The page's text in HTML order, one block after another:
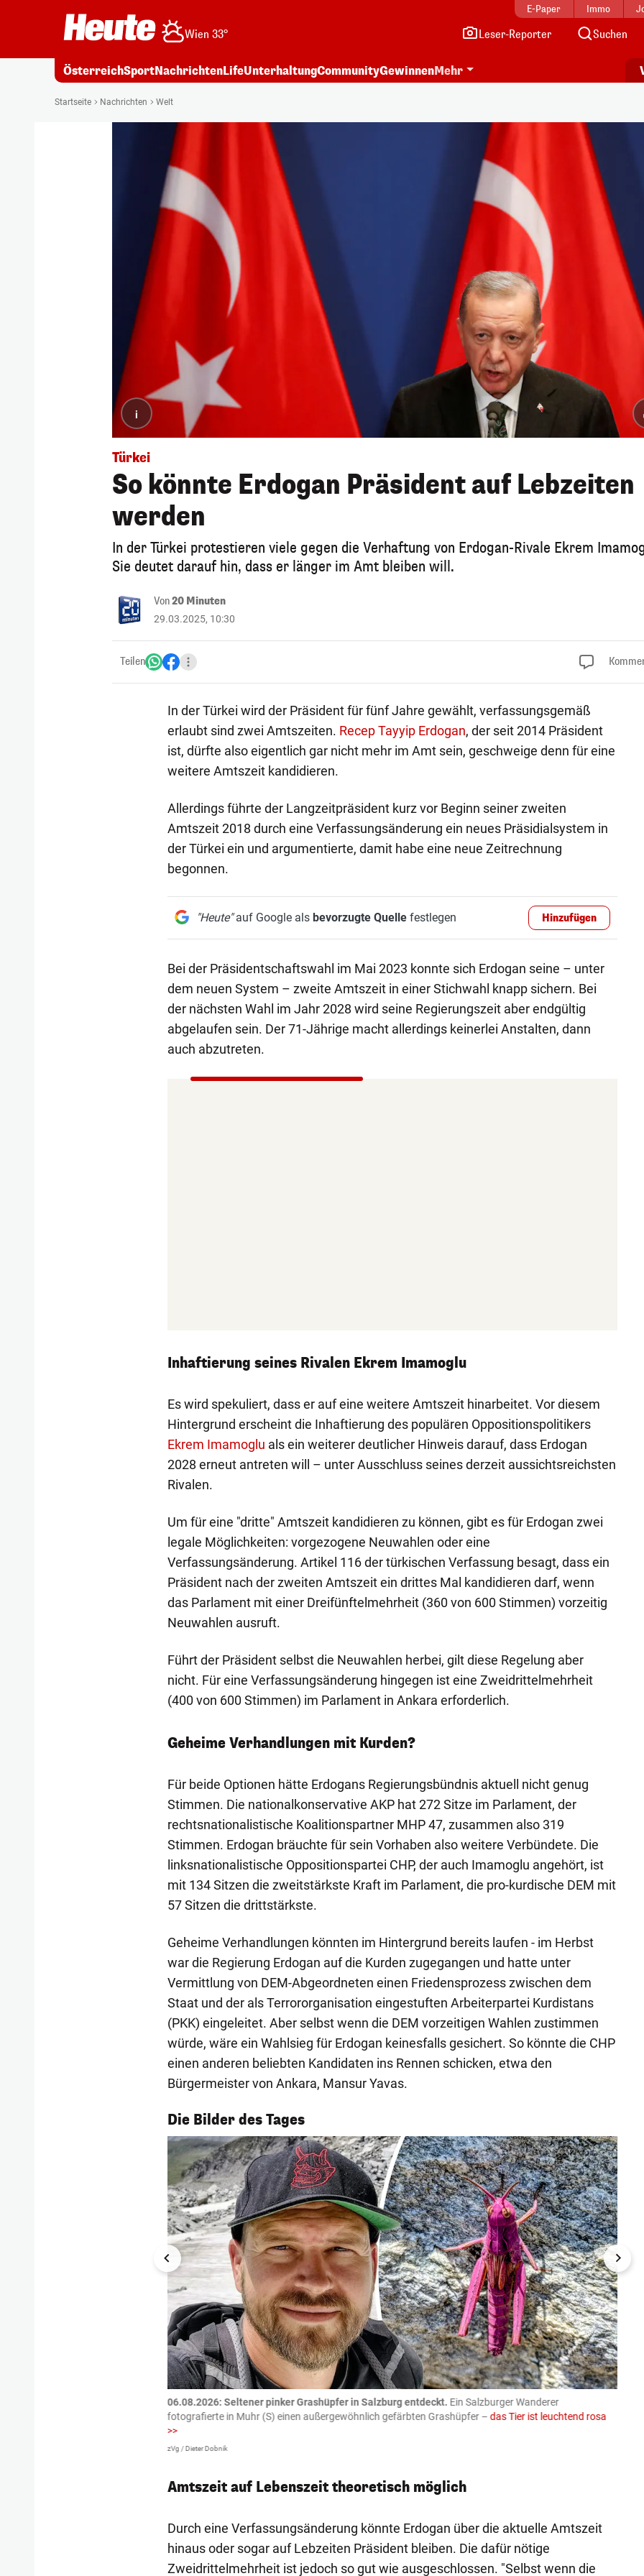
E-Paper Immo
Wien 33° Leser-Reporter Suchen
ÖsterreichSportNachrichtenLifeUnterhaltungCommunityGewinnenMehr
Startseite Nachrichten Welt
i
Türkei
So könnte Erdogan Präsident auf Lebzeiten
werden
In der Türkei protestieren viele gegen die Verhaftung von Erdogan-Rivale Ekrem
Sie deutet darauf hin, dass er länger im Amt bleiben will.
Von20 Minuten
29.03.2025, 10:30
Teilen
In der Türkei wird der Präsident für fünf Jahre gewählt, verfassungsgemäß
erlaubt sind zwei Amtszeiten. Recep Tayyip Erdogan, der seit 2014 Präsident
ist, dürfte also eigentlich gar nicht mehr im Amt sein, geschweige denn für eine
weitere Amtszeit kandidieren.
Allerdings führte der Langzeitpräsident kurz vor Beginn seiner zweiten
Amtszeit 2018 durch eine Verfassungsänderung ein neues Präsidialsystem in
der Türkei ein und argumentierte, damit habe eine neue Zeitrechnung
begonnen.
"Heute"auf Google als bevorzugte Quellefestlegen Hinzufügen
Bei der Präsidentschaftswahl im Mai 2023 konnte sich Erdogan seine – unter
dem neuen System – zweite Amtszeit in einer Stichwahl knapp sichern. Bei
der nächsten Wahl im Jahr 2028 wird seine Regierungszeit aber endgültig
abgelaufen sein. Der 71-Jährige macht allerdings keinerlei Anstalten, dann
auch abzutreten.
Inhaftierung seines Rivalen Ekrem Imamoglu
Es wird spekuliert, dass er auf eine weitere Amtszeit hinarbeitet. Vor diesem
Hintergrund erscheint die Inhaftierung des populären Oppositionspolitikers
Ekrem Imamoglu als ein weiterer deutlicher Hinweis darauf, dass Erdogan
2028 erneut antreten will – unter Ausschluss seines derzeit aussichtsreichsten
Rivalen.
Um für eine "dritte" Amtszeit kandidieren zu können, gibt es für Erdogan zwei
legale Möglichkeiten: vorgezogene Neuwahlen oder eine
Verfassungsänderung. Artikel 116 der türkischen Verfassung besagt, dass ein
Präsident nach der zweiten Amtszeit ein drittes Mal kandidieren darf, wenn
das Parlament mit einer Dreifünftelmehrheit (360 von 600 Stimmen) vorzeitig
Neuwahlen ausruft.
Führt der Präsident selbst die Neuwahlen herbei, gilt diese Regelung aber
nicht. Für eine Verfassungsänderung hingegen ist eine Zweidrittelmehrheit
(400 von 600 Stimmen) im Parlament in Ankara erforderlich.
Geheime Verhandlungen mit Kurden?
Für beide Optionen hätte Erdogans Regierungsbündnis aktuell nicht genug
Stimmen. Die nationalkonservative AKP hat 272 Sitze im Parlament, der
rechtsnationalistische Koalitionspartner MHP 47, zusammen also 319
Stimmen. Erdogan bräuchte für sein Vorhaben also weitere Verbündete. Die
linksnationalistische Oppositionspartei CHP, der auch Imamoglu angehört, ist
mit 134 Sitzen die zweitstärkste Kraft im Parlament, die pro-kurdische DEM mit
57 Sitzen die drittstärkste.
Geheime Verhandlungen könnten im Hintergrund bereits laufen - im Herbst
war die Regierung Erdogan auf die Kurden zugegangen und hatte unter
Vermittlung von DEM-Abgeordneten einen Friedensprozess zwischen dem
Staat und der als Terrororganisation eingestuften Arbeiterpartei Kurdistans
(PKK) eingeleitet. Aber selbst wenn die DEM vorzeitigen Wahlen zustimmen
würde, wäre ein Wahlsieg für Erdogan keinesfalls gesichert. So könnte die CHP
einen anderen beliebten Kandidaten ins Rennen schicken, etwa den
Bürgermeister von Ankara, Mansur Yavas.
Die Bilder des Tages
1/54
06.08.2026: Seltener pinker Grashüpfer in Salzburg entdeckt. Ein Salzburger Wanderer
fotografierte in Muhr (S) einen außergewöhnlich gefärbten Grashüpfer – das Tier ist leuchtend rosa
>>
zVg / Dieter Dobnik
Amtszeit auf Lebenszeit theoretisch möglich
Durch eine Verfassungsänderung könnte Erdogan über die aktuelle Amtszeit
hinaus oder sogar auf Lebzeiten Präsident bleiben. Die dafür nötige
Zweidrittelmehrheit ist jedoch so gut wie ausgeschlossen. "Selbst wenn die